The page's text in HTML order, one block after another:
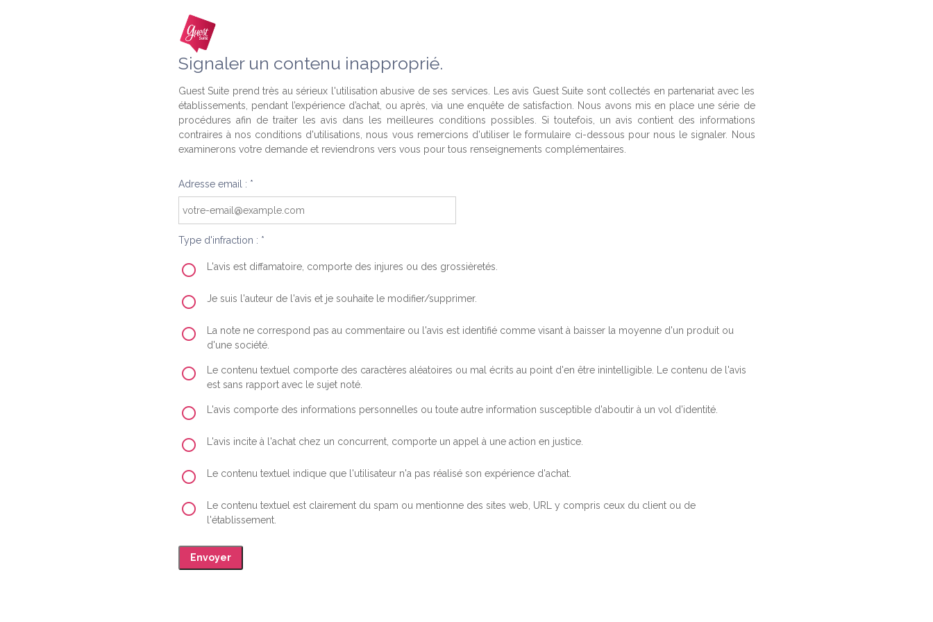
Signaler un contenu inapproprié.
Guest Suite prend très au sérieux l'utilisation abusive de ses services. Les avis Guest Suite sont collectés en partenariat avec les
établissements, pendant l’expérience d’achat, ou après, via une enquête de satisfaction. Nous avons mis en place une série de
procédures afin de traiter les avis dans les meilleures conditions possibles. Si toutefois, un avis contient des informations
contraires à nos conditions d'utilisations, nous vous remercions d'utiliser le formulaire ci-dessous pour nous le signaler. Nous
examinerons votre demande et reviendrons vers vous pour tous renseignements complémentaires.
Adresse email : *
Type d'infraction : *
L'avis est diffamatoire, comporte des injures ou des grossièretés.
Je suis l'auteur de l'avis et je souhaite le modifier/supprimer.
La note ne correspond pas au commentaire ou l'avis est identifié comme visant à baisser la moyenne d'un produit ou
d'une société.
Le contenu textuel comporte des caractères aléatoires ou mal écrits au point d'en être inintelligible. Le contenu de l'avis
est sans rapport avec le sujet noté.
L'avis comporte des informations personnelles ou toute autre information susceptible d'aboutir à un vol d'identité.
L'avis incite à l'achat chez un concurrent, comporte un appel à une action en justice.
Le contenu textuel indique que l'utilisateur n'a pas réalisé son expérience d'achat.
Le contenu textuel est clairement du spam ou mentionne des sites web, URL y compris ceux du client ou de
l'établissement.
Envoyer